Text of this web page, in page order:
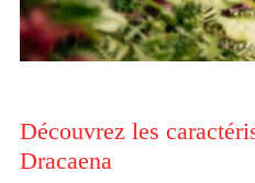
Découvrez les
Dracaena